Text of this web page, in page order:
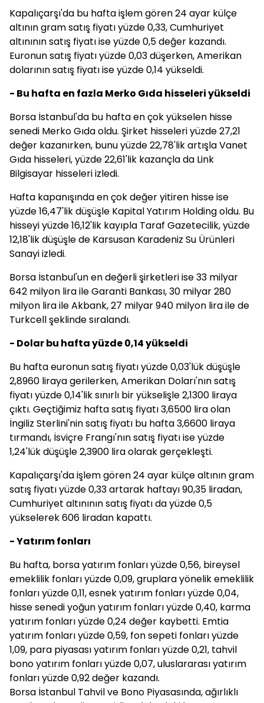
Kapalıçarşı'da bu hafta işlem gören 24 ayar külçe
altının gram satış fiyatı yüzde 0,33, Cumhuriyet
altınının satış fiyatı ise yüzde 0,5 değer kazandı.
Euronun satış fiyatı yüzde 0,03 düşerken, Amerikan
dolarının satış fiyatı ise yüzde 0,14 yükseldi.
- Bu hafta en fazla Merko Gıda hisseleri yükseldi
Borsa İstanbul'da bu hafta en çok yükselen hisse
senedi Merko Gıda oldu. Şirket hisseleri yüzde 27,21
değer kazanırken, bunu yüzde 22,78'lik artışla Vanet
Gıda hisseleri, yüzde 22,61'lik kazançla da Link
Bilgisayar hisseleri izledi.
Hafta kapanışında en çok değer yitiren hisse ise
yüzde 16,47'lik düşüşle Kapital Yatırım Holding oldu. Bu
hisseyi yüzde 16,12'lik kayıpla Taraf Gazetecilik, yüzde
12,18'lik düşüşle de Karsusan Karadeniz Su Ürünleri
Sanayi izledi.
Borsa İstanbul'un en değerli şirketleri ise 33 milyar
642 milyon lira ile Garanti Bankası, 30 milyar 280
milyon lira ile Akbank, 27 milyar 940 milyon lira ile de
Turkcell şeklinde sıralandı.
- Dolar bu hafta yüzde 0,14 yükseldi
Bu hafta euronun satış fiyatı yüzde 0,03'lük düşüşle
2,8960 liraya gerilerken, Amerikan Doları'nın satış
fiyatı yüzde 0,14'lik sınırlı bir yükselişle 2,1300 liraya
çıktı. Geçtiğimiz hafta satış fiyatı 3,6500 lira olan
İngiliz Sterlini'nin satış fiyatı bu hafta 3,6600 liraya
tırmandı, İsviçre Frangı'nın satış fiyatı ise yüzde
1,24'lük düşüşle 2,3900 lira olarak gerçekleşti.
Kapalıçarşı'da işlem gören 24 ayar külçe altının gram
satış fiyatı yüzde 0,33 artarak haftayı 90,35 liradan,
Cumhuriyet altınının satış fiyatı da yüzde 0,5
yükselerek 606 liradan kapattı.
- Yatırım fonları
Bu hafta, borsa yatırım fonları yüzde 0,56, bireysel
emeklilik fonları yüzde 0,09, gruplara yönelik emeklilik
fonları yüzde 0,11, esnek yatırım fonları yüzde 0,04,
hisse senedi yoğun yatırım fonları yüzde 0,40, karma
yatırım fonları yüzde 0,24 değer kaybetti. Emtia
yatırım fonları yüzde 0,59, fon sepeti fonları yüzde
1,09, para piyasası yatırım fonları yüzde 0,21, tahvil
bono yatırım fonları yüzde 0,07, uluslararası yatırım
fonları yüzde 0,92 değer kazandı.
Borsa İstanbul Tahvil ve Bono Piyasasında, ağırlıklı